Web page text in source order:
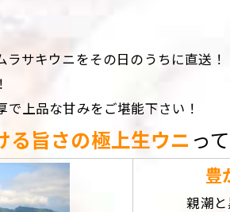
サキウニをその日のうちに直送！
上品な甘みをご堪能下さい！
る旨さの極上生ウニ っ
豊
親潮と